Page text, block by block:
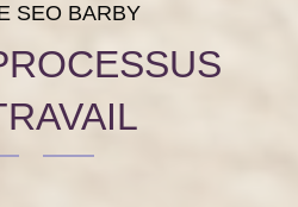
SEO BARBY